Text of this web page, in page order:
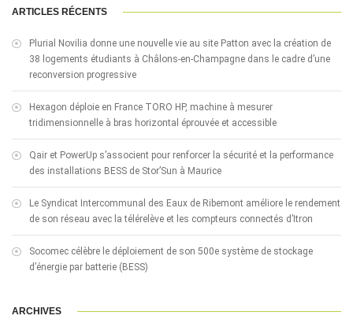
ARTICLES RÉCENTS
Plurial Novilia donne une nouvelle vie au site Patton avec la création de
38 logements étudiants à Châlons-en-Champagne dans le cadre d’une
reconversion progressive
Hexagon déploie en France TORO HP, machine à mesurer
tridimensionnelle à bras horizontal éprouvée et accessible
Qair et PowerUp s’associent pour renforcer la sécurité et la performance
des installations BESS de Stor’Sun à Maurice
Le Syndicat Intercommunal des Eaux de Ribemont améliore le rendement
de son réseau avec la télérelève et les compteurs connectés d’Itron
Socomec célèbre le déploiement de son 500e système de stockage
d’énergie par batterie (BESS)
ARCHIVES